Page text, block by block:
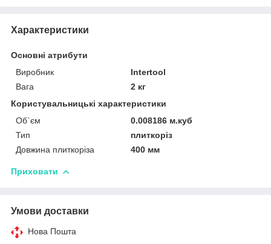
Характеристики
Основні атрибути
Виробник
Intertool
Вага
2 кг
Користувальницькі характеристики
Об`єм
0.008186 м.куб
Тип
плиткоріз
Довжина плиткоріза
400 мм
Приховати
Умови доставки
Нова Пошта